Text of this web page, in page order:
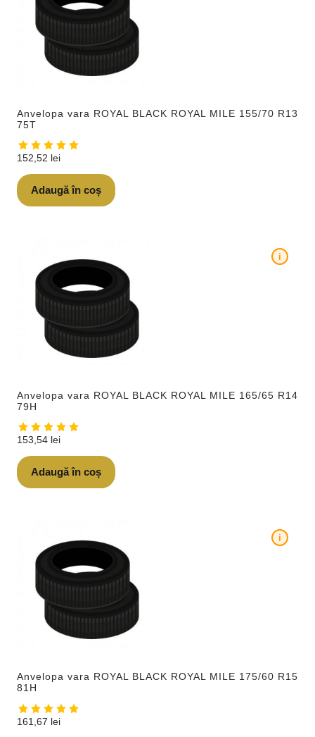
Anvelopa vara ROYAL BLACK ROYAL MILE 155/70 R13
75T
152,52 lei
Adaugă în coș
Anvelopa vara ROYAL BLACK ROYAL MILE 165/65 R14
79H
i
153,54 lei
Adaugă în coș
Anvelopa vara ROYAL BLACK ROYAL MILE 175/60 R15
81H
i
161,67 lei